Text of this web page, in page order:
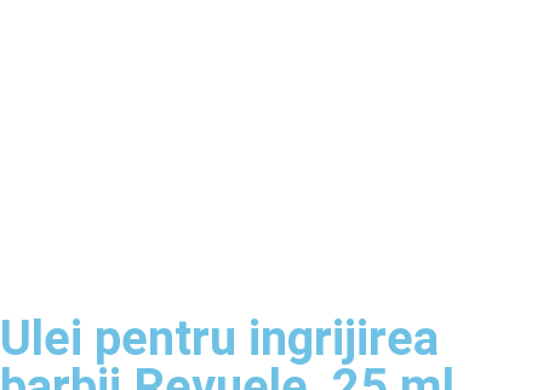
Ulei pentru ingrijirea